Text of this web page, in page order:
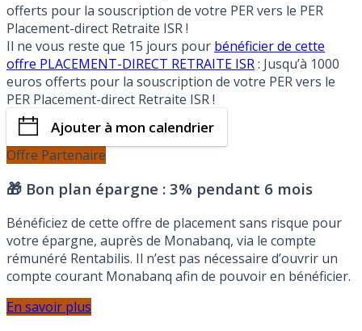
offerts pour la souscription de votre PER vers le PER
Placement-direct Retraite ISR !
Il ne vous reste que 15 jours pour bénéficier de cette
offre PLACEMENT-DIRECT RETRAITE ISR: Jusqu’à 1000
euros offerts pour la souscription de votre PER vers le
PER Placement-direct Retraite ISR !
Ajouter à mon calendrier
Offre Partenaire
🎁 Bon plan épargne : 3% pendant 6 mois
Bénéficiez de cette offre de placement sans risque pour
votre épargne, auprès de Monabanq, via le compte
rémunéré Rentabilis. Il n’est pas nécessaire d’ouvrir un
compte courant Monabanq afin de pouvoir en bénéficier.
En savoir plus